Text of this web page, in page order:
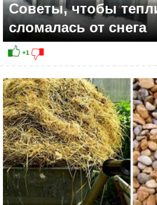
+4
Советы, чтобы
сломалась от снега